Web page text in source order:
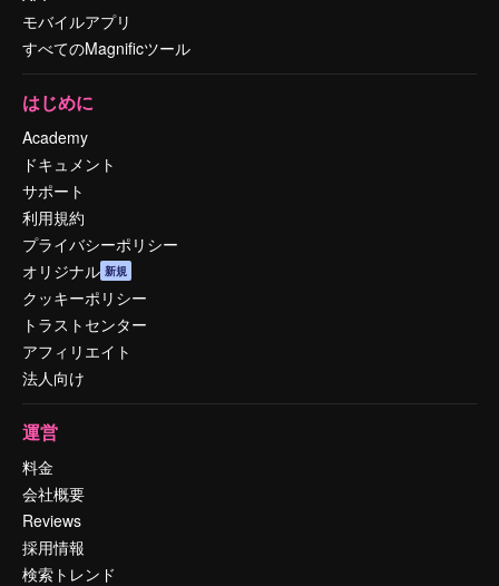
モバイルアプリ
すべてのMagnificツール
はじめに
Academy
ドキュメント
サポート
利用規約
プライバシーポリシー
オリジナル 新規
クッキーポリシー
トラストセンター
アフィリエイト
法人向け
運営
料金
会社概要
Reviews
採用情報
検索トレンド